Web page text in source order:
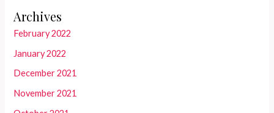
Archives
February 2022
January 2022
December 2021
November 2021